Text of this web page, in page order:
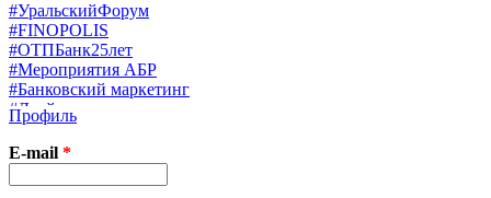
#УральскийФорум
#FINOPOLIS
#ОТПБанк25лет
#Мероприятия АБР
#Банковский маркетинг
#Драйверы страхования
#Финконгресс ЦБ
#PB&WM
#UX/CX
#Экосистемы
Профиль
E-mail *